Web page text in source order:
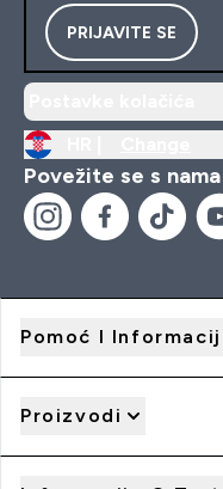
PRIJAVITE SE
Povežite se s nama
Pomoć I
Proizvodi